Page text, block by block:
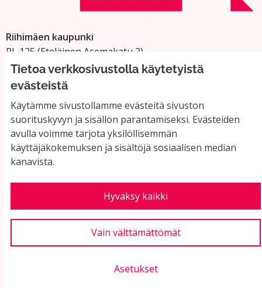
Tietoa verkkosivustolla käytetyistä
evästeistä
Käytämme sivustollamme evästeitä sivuston
suorituskyvyn ja sisällön parantamiseksi. Evästeiden
avulla voimme tarjota yksilöllisemmän
käyttäjäkokemuksen ja sisältöjä sosiaalisen median
kanavista.
Hyväksy kaikki
Vain välttämättömät
Asetukset
Riihimäen kaupunki
PL 125 (Eteläinen Asemakatu 2)
11101 Riihimäki
Vaihde: 019 758 4000
Sähköpostiosoitteet:
etunimi.sukunimi@riihimaki.fi
Yhteystiedot ja usein kysyttyä
Käyttöehdot
Evästeasetukset
Verkkosivusto luotuvapaan ohjelmiston